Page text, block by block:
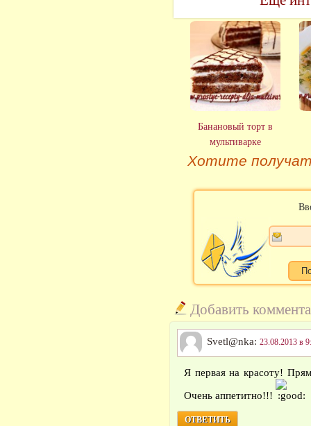
Банановый торт в
мультиварке
Хотите
Добавить
Svetl@nka: 23.08.2013 в
Я первая на красоту!
Очень аппетитно!!!
ОТВЕТИТЬ